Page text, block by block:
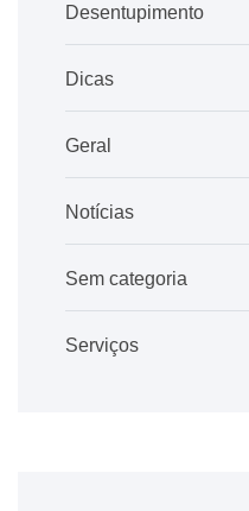
Desentupimento
Dicas
Geral
Notícias
Sem categoria
Serviços